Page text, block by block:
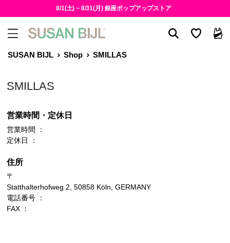
8/1(土) ~ 8/31(月) 銀座ポップアップストア
SUSAN BIJL Shop SMILLAS
SMILLAS
営業時間・定休日
営業時間 ：
定休日 ：
住所
〒
Statthalterhofweg 2, 50858 Köln, GERMANY
電話番号 ：
FAX ：